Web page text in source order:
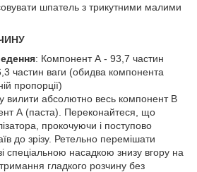
шпатель з трикутними малими
: Компонент А - 93,7 частин
частин ваги (обидва компонента
пропорції)
вилити абсолютно весь компонент В
А (паста). Переконайтеся, що
прокочуючи і поступово
до зрізу. Ретельно перемішати
спеціальною насадкою знизу вгору на
гладкого розчину без